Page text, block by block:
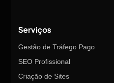
Serviços
Gestão de Tráfego Pago
SEO Profissional
Criação de Sites